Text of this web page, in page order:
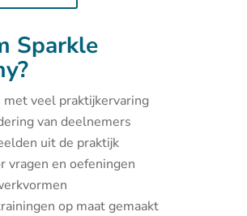
Sparkle
met veel praktijkervaring
van deelnemers
uit de praktijk
vragen en oefeningen
op maat gemaakt